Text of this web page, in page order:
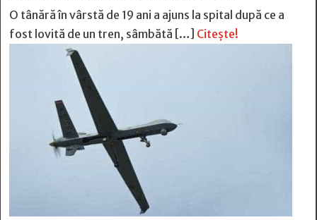
O tânără în vârstă de 19 ani a ajuns la spital după ce a
fost lovită de un tren, sâmbătă […] Citește!